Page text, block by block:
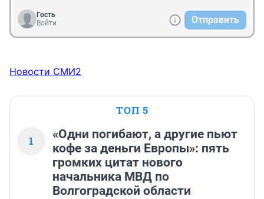
Гость
Войти
Отправить
Новости СМИ2
ТОП 5
1
«Одни погибают, а другие пьют
кофе за деньги Европы»: пять
громких цитат нового
начальника МВД по
Волгоградской области